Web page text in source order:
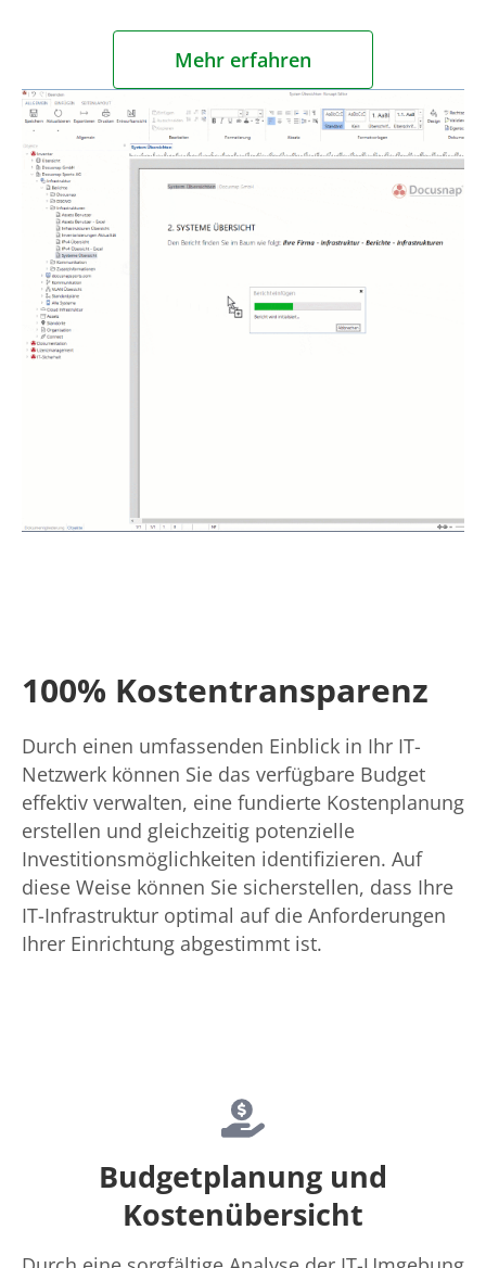
Mehr erfahren
100% Kostentransparenz
Durch einen umfassenden Einblick in Ihr IT-
Netzwerk können Sie das verfügbare Budget
effektiv verwalten, eine fundierte Kostenplanung
erstellen und gleichzeitig potenzielle
Investitionsmöglichkeiten identifizieren. Auf
diese Weise können Sie sicherstellen, dass Ihre
IT-Infrastruktur optimal auf die Anforderungen
Ihrer Einrichtung abgestimmt ist.
Budgetplanung und
Kostenübersicht